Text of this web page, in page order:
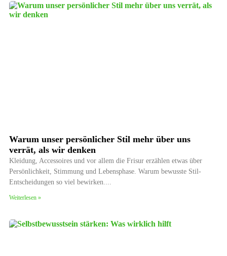
Warum unser persönlicher Stil mehr über uns
verrät, als wir denken
Kleidung, Accessoires und vor allem die Frisur erzählen etwas über
Persönlichkeit, Stimmung und Lebensphase. Warum bewusste Stil-
Entscheidungen so viel bewirken.
Weiterlesen »